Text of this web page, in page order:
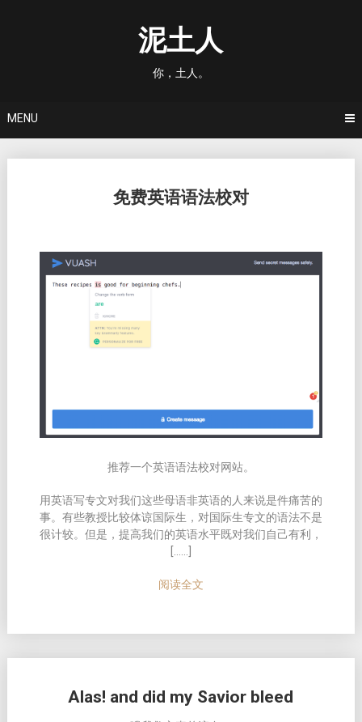
泥土人
你，土人。
MENU
免费英语语法校对
推荐一个英语语法校对网站。
用英语写专文对我们这些母语非英语的人来说是件痛苦的
事。有些教授比较体谅国际生，对国际生专文的语法不是
很计较。但是，提高我们的英语水平既对我们自己有利，
阅读全文
Alas! and did my Savior bleed